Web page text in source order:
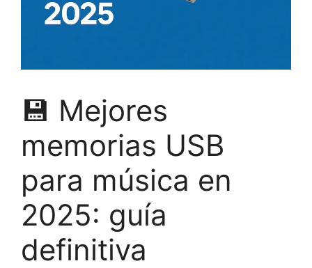
💾 Mejores
memorias USB
para música en
2025: guía
definitiva